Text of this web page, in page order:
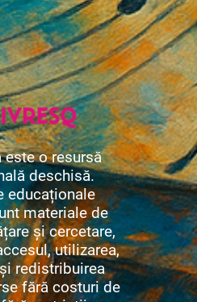
o resursă
deschisă.
educaționale
materiale de
și cercetare,
utilizarea,
redistribuirea
fără costuri de